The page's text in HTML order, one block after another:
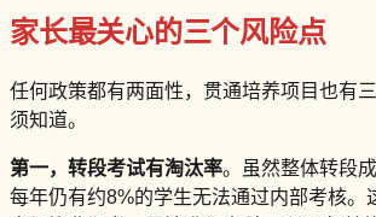
家长最关心的三个风险点
任何政策都有两面性，贯通培养项目也有
须知道。
第一，转段考试有淘汰率。虽然整体转段
每年仍有约8%的学生无法通过内部考核。